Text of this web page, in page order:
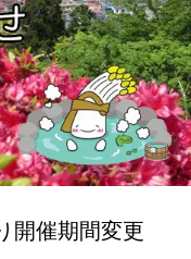
開催期間変更